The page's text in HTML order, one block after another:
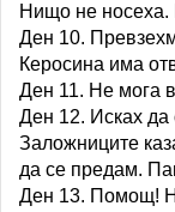
Нищо не носеха.
Ден 10.
Керосина има
Ден 11. Не мога
Ден 12. Исках
Заложниците
да се предам.
Ден 13. Помощ!